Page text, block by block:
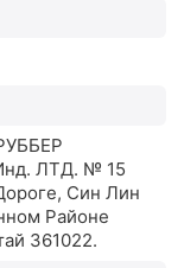
ЛТД. № 15
Син Лин
Районе
361022.